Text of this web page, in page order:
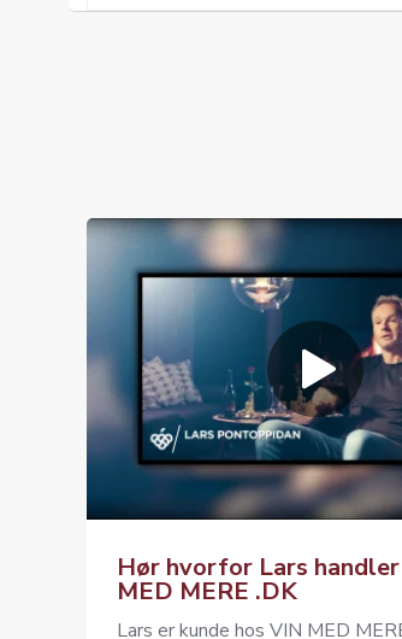
Hør hvorfor Lars
MED MERE .DK
Lars er kunde hos VIN MED